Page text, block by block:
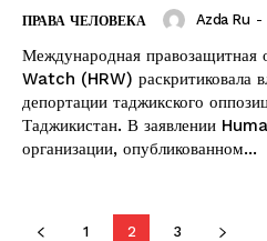
ПРАВА ЧЕЛОВЕКА Azda Ru -
Международная
Watch (HRW) раскритиковала
депортации таджикского
Таджикистан. В заявлении Human Rights Watch
организации, опубликованном...
1 2 3